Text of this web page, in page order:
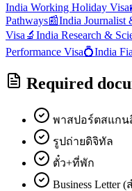
India Working Holiday Visa
Pathways📰India Journalist
Visa 🔬 India Research &
Performance Visa💍India
Required
พาสปอร์ตสแกน
รูปถ่ายดิจิทัล
ตั๋ว+ที่พัก
Business Letter